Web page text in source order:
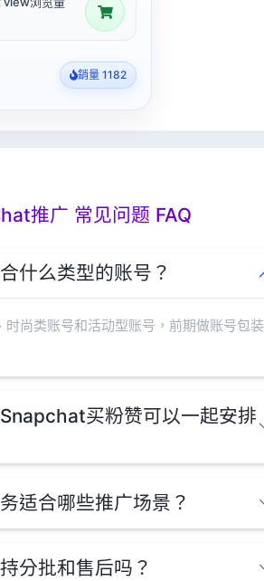
銷量 1182
推广 常见问题 FAQ
什么类型的账号？
尚类账号和活动型账号，前期做账号包装
买粉赞可以一起安排
适合哪些推广场景？
分批和售后吗？